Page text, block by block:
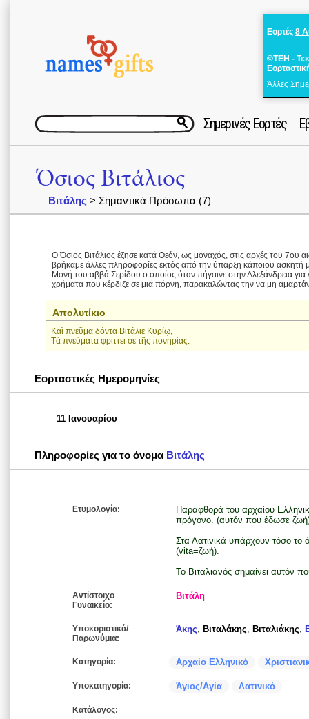
Εορτές 8
©ΤΕΗ -
Άλλες
Σημερινές Εορτές
Όσιος Βιτάλιος
Βιτάλης > Σημαντικά Πρόσωπα (7)
Ο Όσιος Βιτάλιος έζησε κατά Θεόν, ως μοναχός, στις αρχές του 7ου
βρήκαμε άλλες πληροφορίες εκτός από την ύπαρξη κάποιου
Μονή του αββά Σερίδου ο οποίος όταν πήγαινε στην Αλεξάνδρεια για
χρήματα που κέρδιζε σε μια πόρνη, παρακαλώντας την να μη
Απολυτίκιο
Καὶ πνεῦμα δόντα Βιτάλιε Κυρίῳ,
Τὰ πνεύματα φρίττει σε τῆς πονηρίας.
Εορταστικές Ημερομηνίες
11 Ιανουαρίου
Πληροφορίες για το όνομα Βιτάλης
Ετυμολογία:
Παραφθορά του αρχαίου
πρόγονο. (αυτόν που έδωσε
Στα Λατινικά υπάρχουν τόσο το
(vita=ζωή).
Το Βιταλιανός σημαίνει αυτόν
Αντίστοιχο
Γυναικείο:
Βιτάλη
Υποκοριστικά/
Παρωνύμια:
Άκης, Βιταλάκης, Βιταλιάκης,
Κατηγορία: Αρχαίο Ελληνικό
Υποκατηγορία: Άγιος/Αγία Λατινικό
Κατάλογος: